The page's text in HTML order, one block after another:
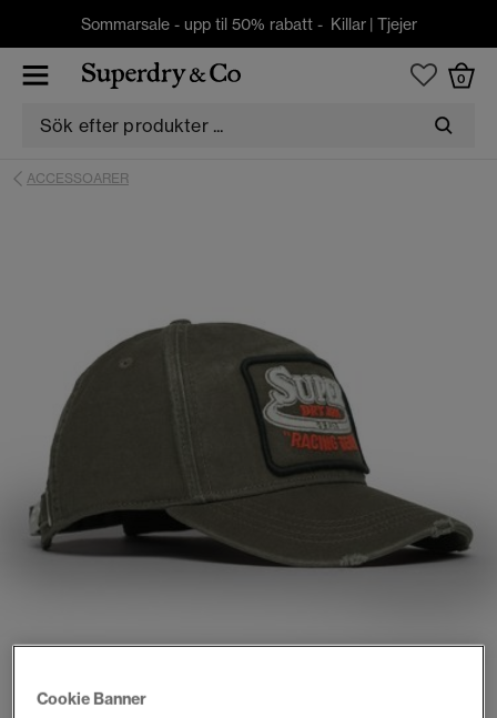
Sommarsale - upp til 50% rabatt - Killar| Tjejer
0
ACCESSOARER
Cookie Banner